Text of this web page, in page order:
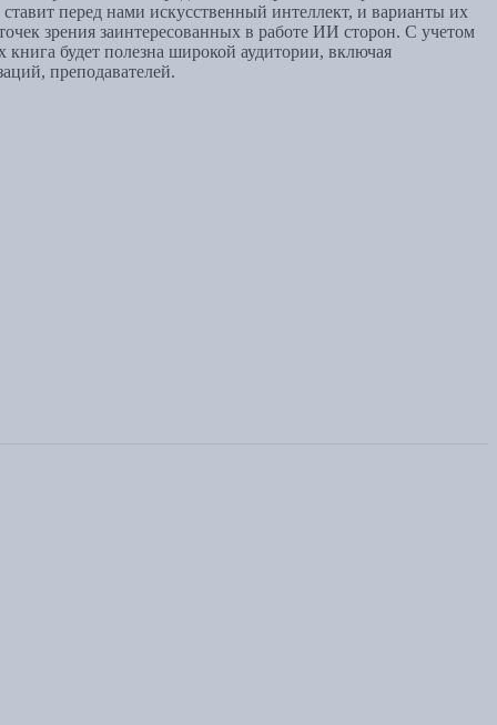
перед нами искусственный интеллект, и варианты их
зрения заинтересованных в работе ИИ сторон. С учетом
будет полезна широкой аудитории, включая
преподавателей.